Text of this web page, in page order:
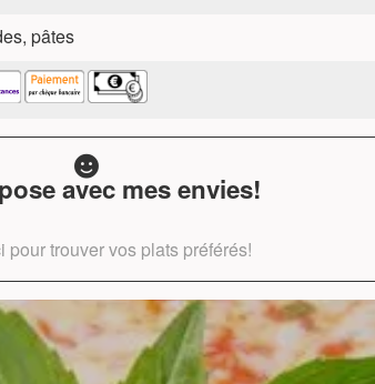
pâtes
avec mes envies!
pour trouver vos plats préférés!